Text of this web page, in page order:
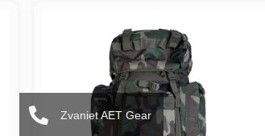
Zvaniet AET Gear